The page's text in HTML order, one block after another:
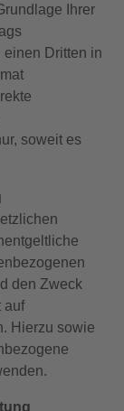
Ihrer
einen Dritten in
soweit es
den Zweck
auf
Hierzu sowie